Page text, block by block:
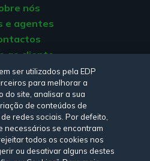
nós
e agentes
ao cliente
da energia
reclamações
privacidade, Política de cookies
Declaração de Acessibilidade.
ser utilizados pela EDP
para melhorar a
do site, analisar a sua
de conteúdos de
redes sociais. Por defeito,
necessários se encontram
todos os cookies nos
ou desativar alguns destes